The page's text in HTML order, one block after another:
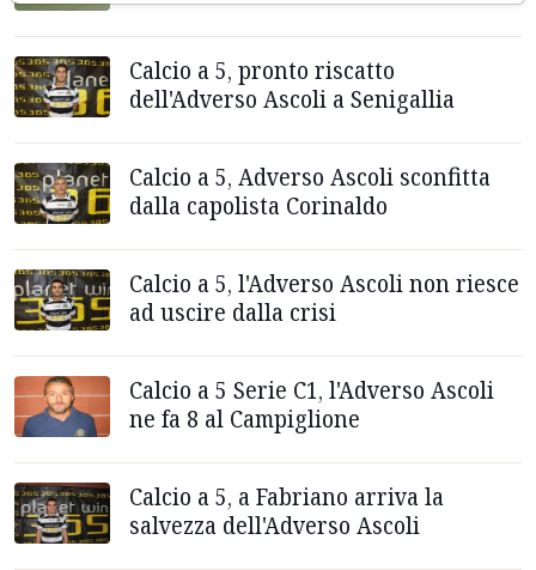
Calcio a 5, pronto riscatto
dell'Adverso Ascoli a Senigallia
Calcio a 5, Adverso Ascoli sconfitta
dalla capolista Corinaldo
Calcio a 5, l'Adverso Ascoli non riesce
ad uscire dalla crisi
Calcio a 5 Serie C1, l'Adverso Ascoli
ne fa 8 al Campiglione
Calcio a 5, a Fabriano arriva la
salvezza dell'Adverso Ascoli